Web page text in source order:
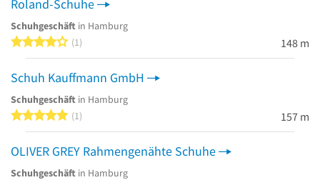
Roland-Schuhe
Schuhgeschäft in Hamburg
4 von 5 Sternen
1 148 m
Schuh Kauffmann GmbH
Schuhgeschäft in Hamburg
5 von 5 Sternen
1 157 m
OLIVER GREY Rahmengenähte Schuhe
Schuhgeschäft in Hamburg